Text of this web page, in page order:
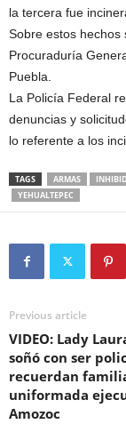
la tercera fue
Sobre estos hechos
Procuraduría
Puebla.
La Policía Federal
denuncias y
lo referente a los
TAGS ARMAS
YEHUALTEPEC
Previous article
VIDEO: Lady
soñó con ser
recuerdan
uniformada
Amozoc